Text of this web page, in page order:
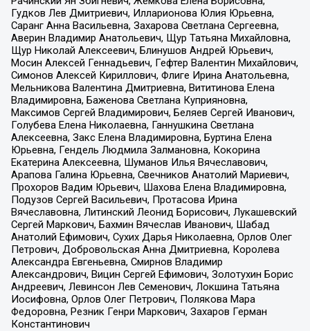
Гудков Лев Дмитриевич, Илларионова Юлия Юрьевна,
Саранг Анна Васильевна, Захарова Светлана Сергеевна,
Аверин Владимир Анатольевич, Щур Татьяна Михайловна,
Щур Николай Алексеевич, Блинушов Андрей Юрьевич,
Мосин Алексей Геннадьевич, Гефтер Валентин Михайлович,
Симонов Алексей Кириллович, Флиге Ирина Анатольевна,
Мельникова Валентина Дмитриевна, Вититинова Елена
Владимировна, Баженова Светлана Куприяновна,
Максимов Сергей Владимирович, Беляев Сергей Иванович,
Голубева Елена Николаевна, Ганнушкина Светлана
Алексеевна, Закс Елена Владимировна, Буртина Елена
Юрьевна, Гендель Людмила Залмановна, Кокорина
Екатерина Алексеевна, Шуманов Илья Вячеславович,
Арапова Галина Юрьевна, Свечников Анатолий Мариевич,
Прохоров Вадим Юрьевич, Шахова Елена Владимировна,
Подузов Сергей Васильевич, Протасова Ирина
Вячеславовна, Литинский Леонид Борисович, Лукашевский
Сергей Маркович, Бахмин Вячеслав Иванович, Шабад
Анатолий Ефимович, Сухих Дарья Николаевна, Орлов Олег
Петрович, Добровольская Анна Дмитриевна, Королева
Александра Евгеньевна, Смирнов Владимир
Александрович, Вицин Сергей Ефимович, Золотухин Борис
Андреевич, Левинсон Лев Семенович, Локшина Татьяна
Иосифовна, Орлов Олег Петрович, Полякова Мара
Федоровна, Резник Генри Маркович, Захаров Герман
Константинович